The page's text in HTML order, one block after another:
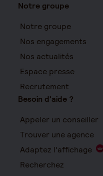
Notre groupe
Notre groupe
Nos engagements
Nos actualités
Espace presse
Recrutement
Besoin d'aide ?
Appeler un conseiller
Trouver une agence
Adaptez l'affichage
Recherchez